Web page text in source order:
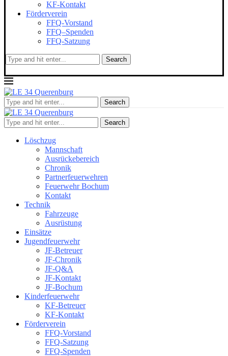
KF-Kontakt
Förderverein
FFQ-Vorstand
FFQ–Spenden
FFQ-Satzung
Search
Search
Search
Löschzug
Mannschaft
Ausrückebereich
Chronik
Partnerfeuerwehren
Feuerwehr Bochum
Kontakt
Technik
Fahrzeuge
Ausrüstung
Einsätze
Jugendfeuerwehr
JF-Betreuer
JF-Chronik
JF-Q&A
JF-Kontakt
JF-Bochum
Kinderfeuerwehr
KF-Betreuer
KF-Kontakt
Förderverein
FFQ-Vorstand
FFQ-Satzung
FFQ-Spenden